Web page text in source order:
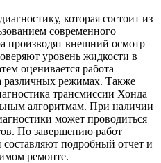
которая состоит из
современного
производят внешний осмотр
уровень жидкости в
оценивается работа
различных режимах. Также
трансмиссии Хонда
алгоритмам. При наличии
может проводиться
По завершению работ
подробный отчет и
ремонте.